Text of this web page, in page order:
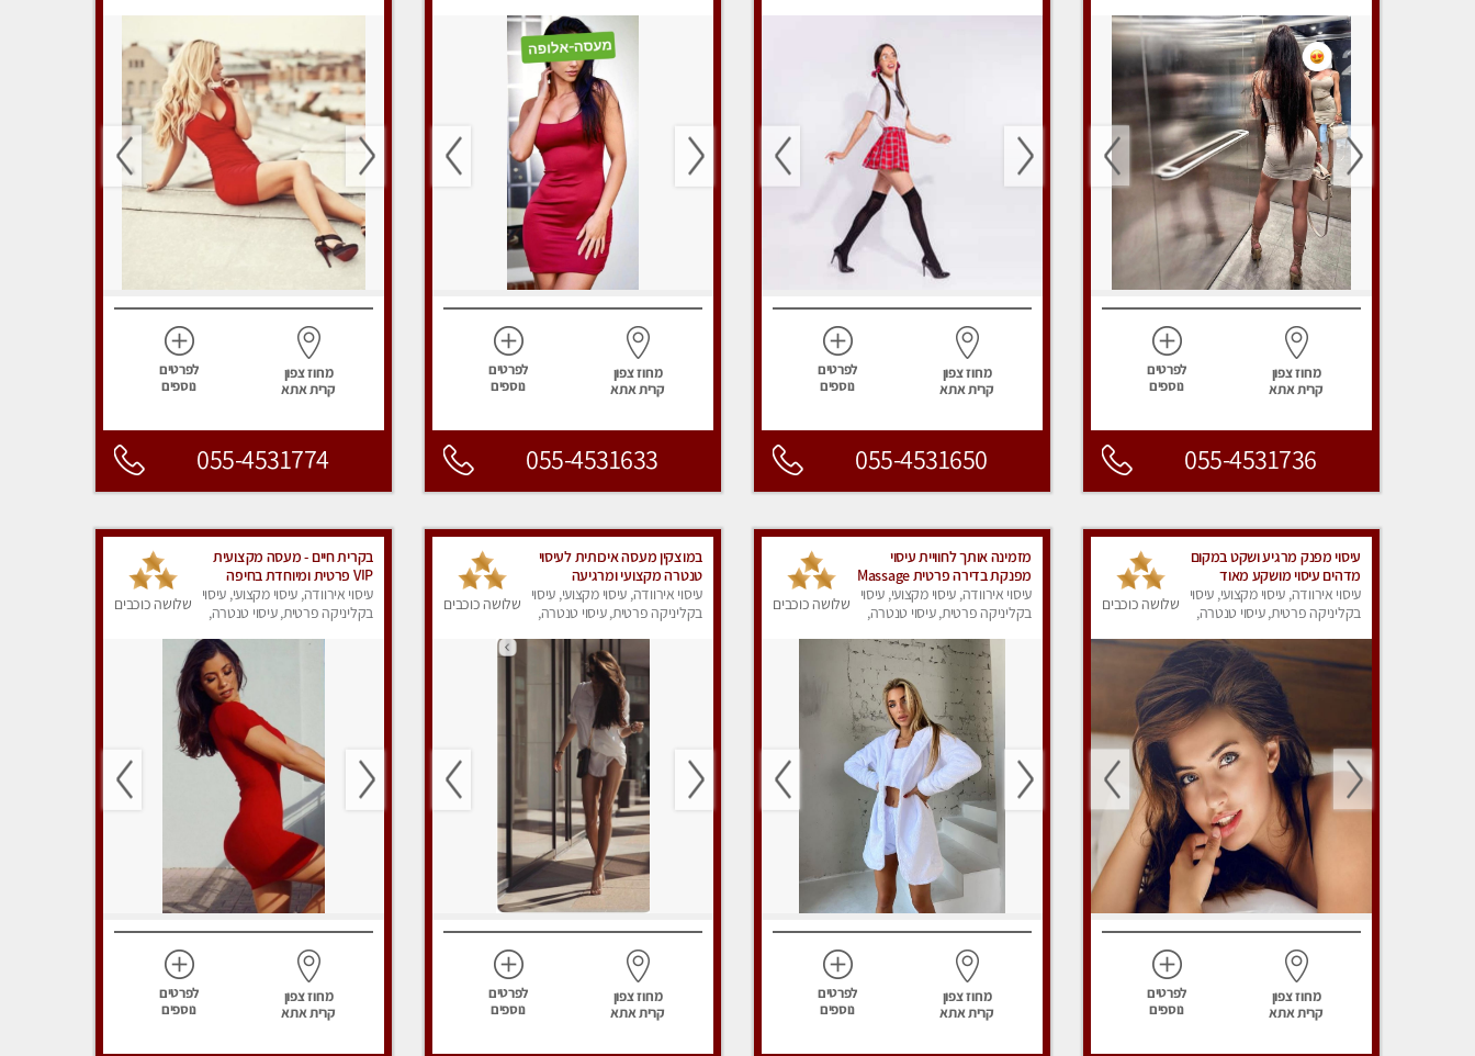
מחוז צפון
קרית אתא
לפרטים
נוספים
055-4531736
מחוז צפון
קרית אתא
לפרטים
נוספים
055-4531650
מחוז צפון
קרית אתא
לפרטים
נוספים
055-4531633
מחוז צפון
קרית אתא
לפרטים
נוספים
055-4531774
עיסוי מפנק מרגיע ושקט במקום
מדהים עיסוי מושקע מאוד
עיסוי אירוודה, עיסוי מקצועי, עיסוי
בקליניקה פרטית, עיסוי טנטרה,
שלושה כוכבים
מחוז צפון
קרית אתא
לפרטים
נוספים
מזמינה אותך לחוויית עיסוי
מפנקת בדירה פרטית Massage
עיסוי אירוודה, עיסוי מקצועי, עיסוי
בקליניקה פרטית, עיסוי טנטרה,
שלושה כוכבים
מחוז צפון
קרית אתא
לפרטים
נוספים
במוצקין מעסה איכותית לעיסוי
טנטרה מקצועי ומרגיעה
עיסוי אירוודה, עיסוי מקצועי, עיסוי
בקליניקה פרטית, עיסוי טנטרה,
שלושה כוכבים
מחוז צפון
קרית אתא
לפרטים
נוספים
בקרית חיים - מעסה מקצועית
VIP פרטית ומיוחדת בחיפה
מומלץ מאוד !!!
עיסוי אירוודה, עיסוי מקצועי, עיסוי
בקליניקה פרטית, עיסוי טנטרה,
שלושה כוכבים
מחוז צפון
קרית אתא
לפרטים
נוספים